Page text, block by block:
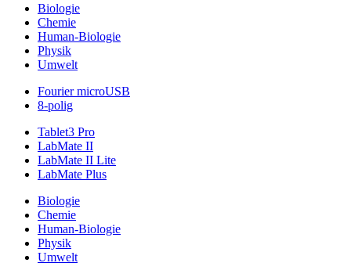
Biologie
Chemie
Human-Biologie
Physik
Umwelt
Fourier microUSB
8-polig
Tablet3 Pro
LabMate II
LabMate II Lite
LabMate Plus
Biologie
Chemie
Human-Biologie
Physik
Umwelt